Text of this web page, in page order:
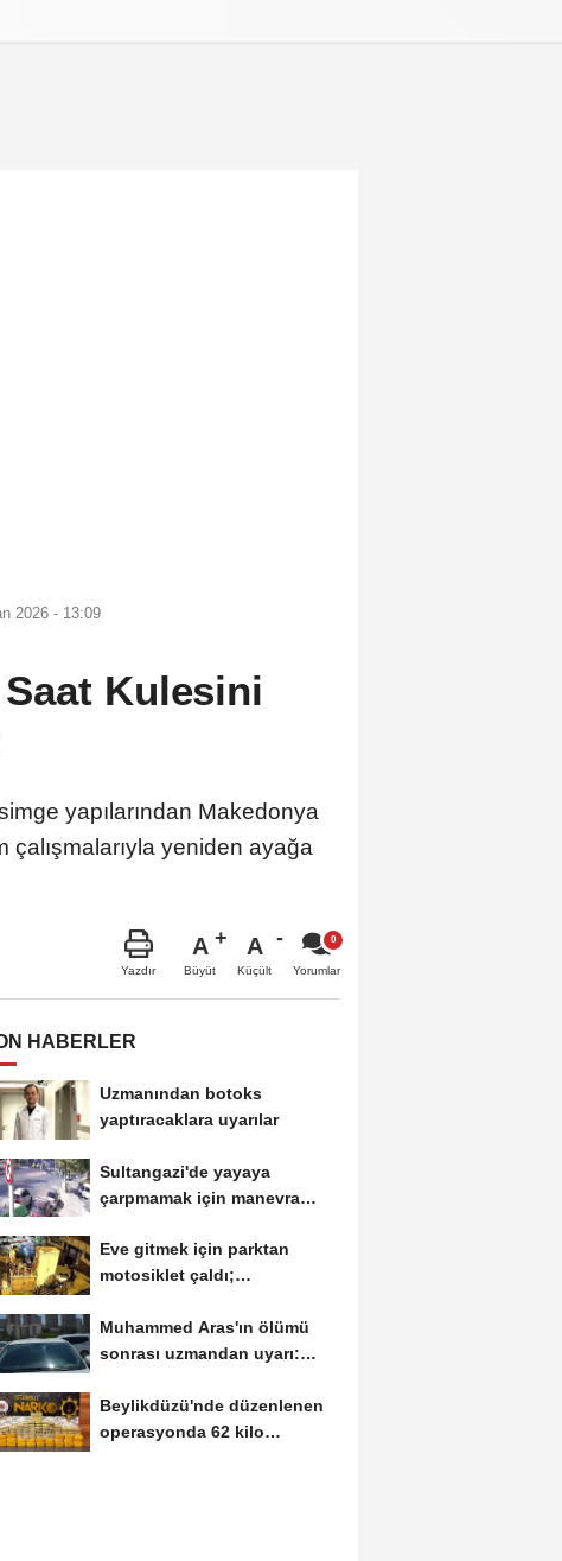
2026 - 13:09
Kulesini
yapılarından Makedonya
yeniden ayağa
Yazdır
A
Büyüt
A
Küçült Yorumlar
HABERLER
Uzmanından botoks
yaptıracaklara uyarılar
Sultangazi'de yayaya
çarpmamak için manevra
Eve gitmek için parktan
motosiklet çaldı;
hatırlamıyorum'...
Muhammed Aras'ın ölümü
sonrası uzmandan uyarı:
Beylikdüzü'nde düzenlenen
operasyonda 62 kilo